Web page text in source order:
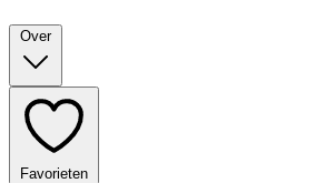
Over
Favorieten